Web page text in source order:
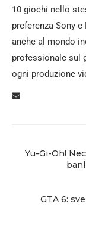
10 giochi nello
preferenza Sony
anche al mondo
professionale sul
ogni produzione
Yu-Gi-Oh!
GTA 6: